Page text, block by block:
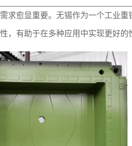
求愈显重要。无锡作为一个工业
，有助于在多种应用中实现更好的